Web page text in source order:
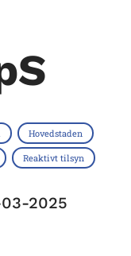
Hovedstaden
Reaktivt tilsyn
2025